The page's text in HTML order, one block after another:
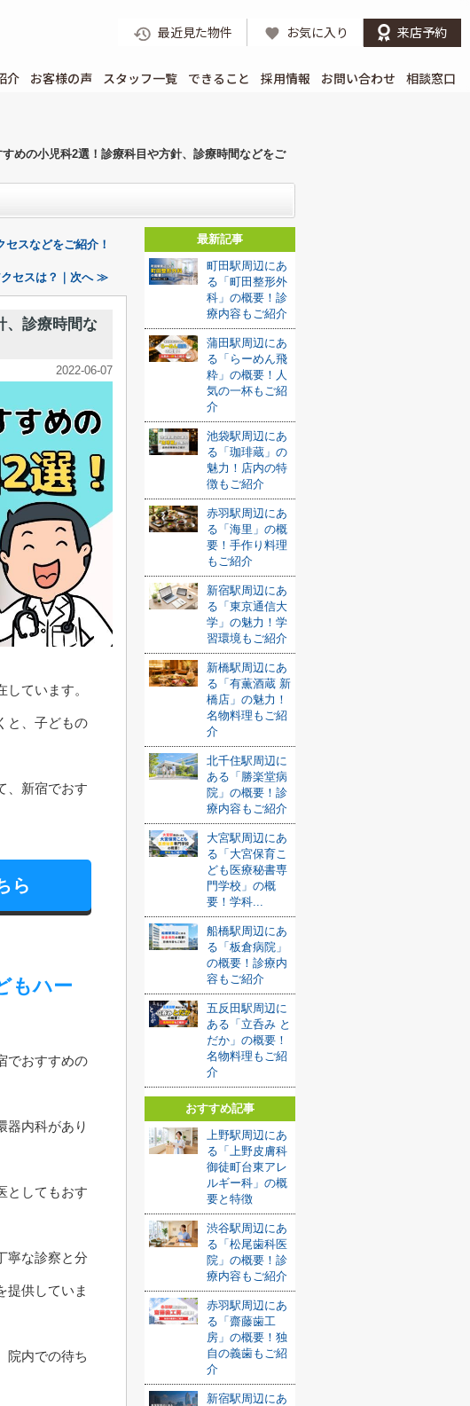
最近見た物件 お気に入り 来店予約
介 お客様の声 スタッフ一覧 できること 採用情報 お問い合わせ 相談窓口
めの小児科2選！診療科目や方針、診療時間などをご
スなどをご紹介！
クセスは？｜次へ ≫
、診療時間な
2022-06-07
ています。
と、子どもの
、新宿でおす
ら
もハー
でおすすめの
器内科があり
としてもおす
寧な診察と分
提供していま
院内での待ち
最新記事
町田駅周辺にあ
る「町田整形外
科」の概要！診
療内容もご紹介
蒲田駅周辺にあ
る「らーめん飛
粋」の概要！人
気の一杯もご紹
介
池袋駅周辺にあ
る「珈琲蔵」の
魅力！店内の特
徴もご紹介
赤羽駅周辺にあ
る「海里」の概
要！手作り料理
もご紹介
新宿駅周辺にあ
る「東京通信大
学」の魅力！学
習環境もご紹介
新橋駅周辺にあ
る「有薫酒蔵 新
橋店」の魅力！
名物料理もご紹
介
北千住駅周辺に
ある「勝楽堂病
院」の概要！診
療内容もご紹介
大宮駅周辺にあ
る「大宮保育こ
ども医療秘書専
門学校」の概
要！学科...
船橋駅周辺にあ
る「板倉病院」
の概要！診療内
容もご紹介
五反田駅周辺に
ある「立呑み と
だか」の概要！
名物料理もご紹
介
おすすめ記事
上野駅周辺にあ
る「上野皮膚科
御徒町台東アレ
ルギー科」の概
要と特徴
渋谷駅周辺にあ
る「松尾歯科医
院」の概要！診
療内容もご紹介
赤羽駅周辺にあ
る「齋藤歯工
房」の概要！独
自の義歯もご紹
介
新宿駅周辺にあ